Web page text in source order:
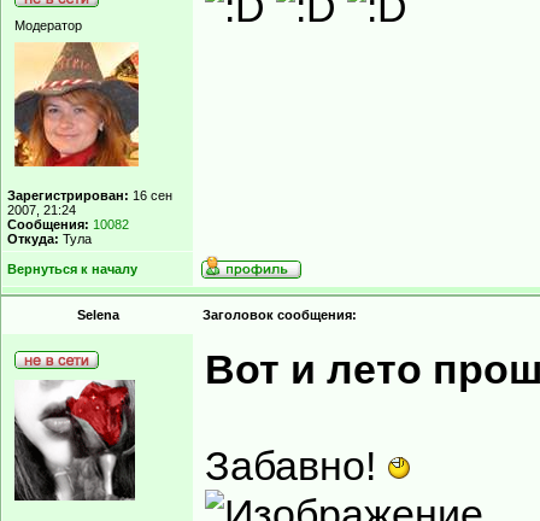
Модератор
Зарегистрирован: 16 сен
2007, 21:24
Сообщения: 10082
Откуда: Тула
Вернуться к началу
Selena Заголовок сообщения:
Вот и лето
Забавно!